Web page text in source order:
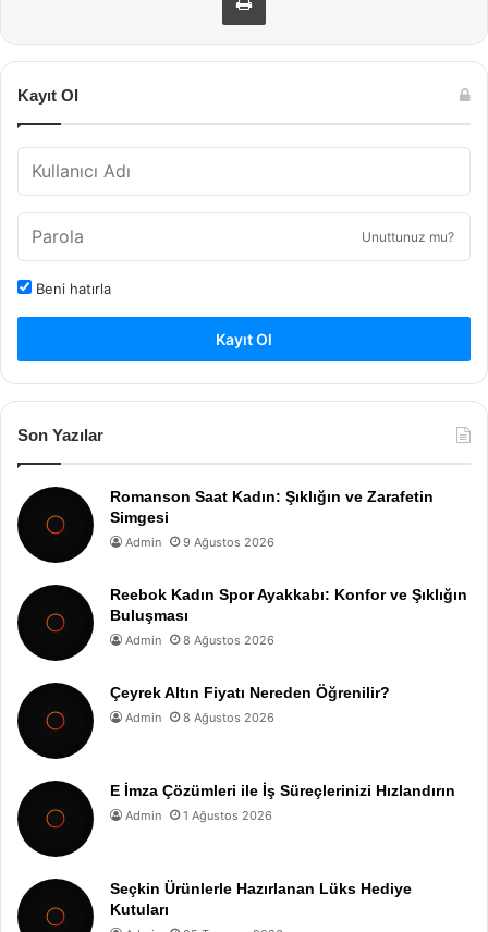
Kayıt Ol
Unuttunuz mu?
Beni hatırla
Kayıt Ol
Son Yazılar
Romanson Saat Kadın: Şıklığın ve Zarafetin
Simgesi
Admin 9 Ağustos 2026
Reebok Kadın Spor Ayakkabı: Konfor ve Şıklığın
Buluşması
Admin 8 Ağustos 2026
Çeyrek Altın Fiyatı Nereden Öğrenilir?
Admin 8 Ağustos 2026
E İmza Çözümleri ile İş Süreçlerinizi Hızlandırın
Admin 1 Ağustos 2026
Seçkin Ürünlerle Hazırlanan Lüks Hediye
Kutuları